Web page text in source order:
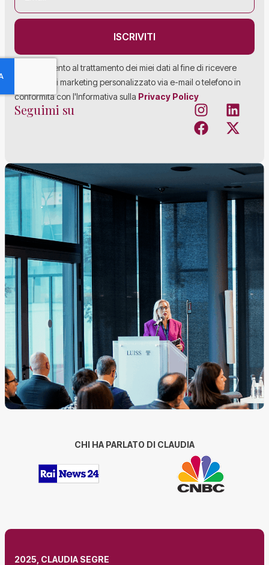
Acconsento al trattamento dei miei dati al fine di ricevere
materiale di marketing personalizzato via e-mail o telefono in
conformità con l'Informativa sulla Privacy Policy
ISCRIVITI
Seguimi su
CHI HA PARLATO DI CLAUDIA
2025, CLAUDIA SEGRE